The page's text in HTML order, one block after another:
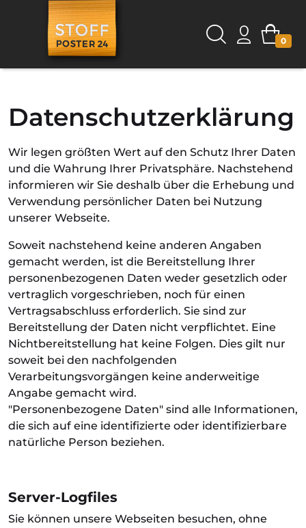
0
Datenschutzerklärung
Wir legen größten Wert auf den Schutz Ihrer Daten
und die Wahrung Ihrer Privatsphäre. Nachstehend
informieren wir Sie deshalb über die Erhebung und
Verwendung persönlicher Daten bei Nutzung
unserer Webseite.
Soweit nachstehend keine anderen Angaben
gemacht werden, ist die Bereitstellung Ihrer
personenbezogenen Daten weder gesetzlich oder
vertraglich vorgeschrieben, noch für einen
Vertragsabschluss erforderlich. Sie sind zur
Bereitstellung der Daten nicht verpflichtet. Eine
Nichtbereitstellung hat keine Folgen. Dies gilt nur
soweit bei den nachfolgenden
Verarbeitungsvorgängen keine anderweitige
Angabe gemacht wird.
"Personenbezogene Daten" sind alle Informationen,
die sich auf eine identifizierte oder identifizierbare
natürliche Person beziehen.
Server-Logfiles
Sie können unsere Webseiten besuchen, ohne